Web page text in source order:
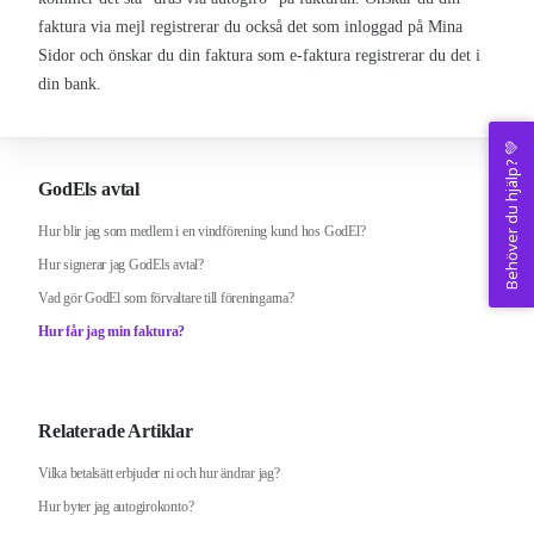
faktura via mejl registrerar du också det som inloggad på Mina
Sidor och önskar du din faktura som e-faktura registrerar du det i
din bank.
GodEls avtal
Hur blir jag som medlem i en vindförening kund hos GodEl?
Hur signerar jag GodEls avtal?
Vad gör GodEl som förvaltare till föreningarna?
Hur får jag min faktura?
Relaterade Artiklar
Vilka betalsätt erbjuder ni och hur ändrar jag?
Hur byter jag autogirokonto?
Behöver du hjälp? 💚